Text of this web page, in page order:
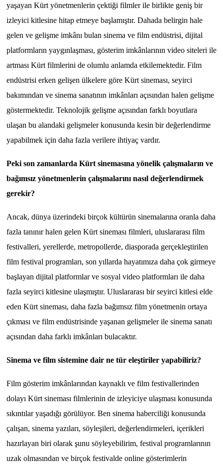
yaşayan Kürt yönetmenlerin çektiği filmler ile birlikte geniş bir
izleyici kitlesine hitap etmeye başlamıştır. Dahada belirgin hale
gelen ve gelişme imkânı bulan sinema ve film endüstrisi, dijital
platformların yaygınlaşması, gösterim imkânlarının video siteleri ile
artması Kürt filmlerini de olumlu anlamda etkilemektedir. Film
endüstrisi erken gelişen ülkelere göre Kürt sineması, seyirci
bakımından ve sinema sanatının imkânları açısından halen gelişme
göstermektedir. Teknolojik gelişme açısından farklı boyutlara
ulaşan bu alandaki gelişmeler konusunda kesin bir değerlendirme
yapabilmek için daha fazla verilere ihtiyaç vardır.
Peki son zamanlarda Kürt sinemasına yönelik çalışmaların ve
bağımsız yönetmenlerin çalışmalarını nasıl değerlendirmek
gerekir?
Ancak, dünya üzerindeki birçok kültürün sinemalarına oranla daha
fazla tanınır halen gelen Kürt sineması filmleri, uluslararası film
festivalleri, yerellerde, metropollerde, diasporada gerçekleştirilen
film festival programları, son yıllarda hayatımıza daha çok girmeye
başlayan dijital platformlar ve sosyal video platformları ile daha
fazla seyirci kitlesine ulaşmıştır. Uluslararası bir seyirci kitlesi elde
eden Kürt sineması, daha fazla bağımsız film yönetmenin ortaya
çıkması ve film endüstrisinde yaşanan gelişmeler ile sinema sanatı
açısından daha farklı imkânları bulacaktır.
Sinema ve film sistemine dair ne tür eleştiriler yapabiliriz?
Film gösterim imkânlarından kaynaklı ve film festivallerinden
dolayı Kürt sineması filmlerinin de izleyiciye ulaşması konusunda
sıkıntılar yaşadığı görülüyor. Ben sinema haberciliği konusunda
çalışan, sinema yazıları, söyleşileri, değerlendirmeleri, içerikleri
hazırlayan biri olarak şunu söyleyebilirim, festival programlarının
uzak olmasından ve birçok festivalde online gösterimlerin